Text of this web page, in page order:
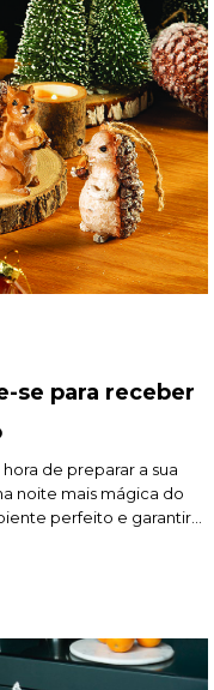
se para receber
de preparar a sua
noite mais mágica do
perfeito e garantir
bem-vindos em sua